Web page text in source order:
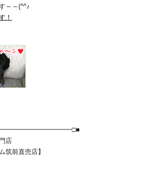
～～(^^♪
！
店
筑前直売店】